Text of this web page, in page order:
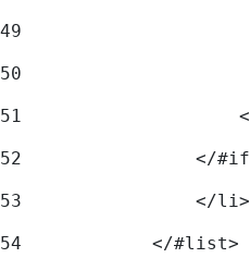
49
50
51
52
</
53
                </li>
54
            </#list>